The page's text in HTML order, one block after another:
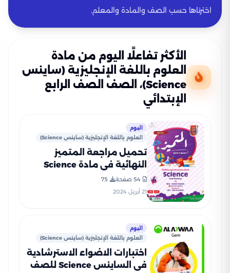
اخترناها حسب الصف والمادة والمعلم.
الأكثر تفاعلًا اليوم من مادة
العلوم باللغة الإنجليزية (ساينس
Science)، الصف الصف الرابع
الإبتدائي
اليوم
العلوم باللغة الإنجليزية (ساينس Science)
تحميل مراجعة المتميز
النهائية في مادة Science
الصف الرابع الابتدائي ترم ثاني
(بنك أسئلة شامل)
54 صفحة
75
21 أبريل 2024
اليوم
العلوم باللغة الإنجليزية (ساينس Science)
اختبارات الاضواء الاسترشادية
في الساينس Science للصف